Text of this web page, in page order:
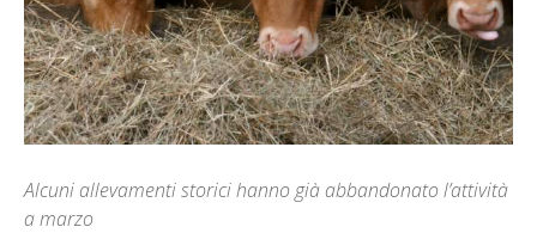
Alcuni allevamenti storici hanno già abbandonato l’attività
a marzo